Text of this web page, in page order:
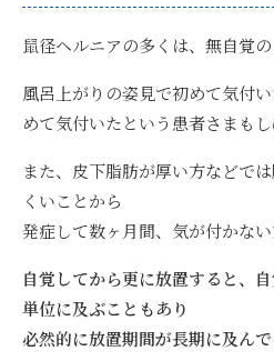
鼠径ヘルニアの多くは、無自覚の
風呂上がりの姿見で初めて気付
めて気付いたという患者さまもし
また、皮下脂肪が厚い方などで
くいことから
発症して数ヶ月間、気が付かな
自覚してから更に放置すると、
単位に及ぶこともあり
必然的に放置期間が長期に及んで